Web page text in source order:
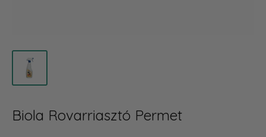
Biola Rovarriasztó Permet